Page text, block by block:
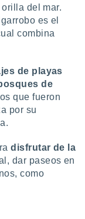
del mar.
es el
combina
de playas
de
que fueron
por su
disfrutar de la
dar paseos en
como